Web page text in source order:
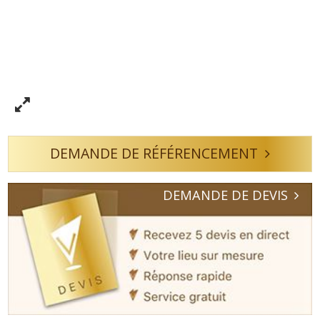
DEMANDE DE RÉFÉRENCEMENT
DEMANDE DE DEVIS